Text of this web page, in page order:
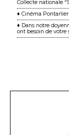
Collecte nationale
♦ Cinéma
♦ Dans notre
ont besoin de votre